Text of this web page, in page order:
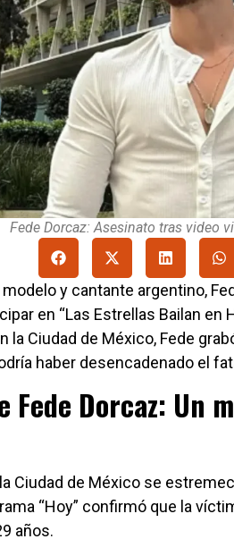
Fede Dorcaz: Asesinato tras video
modelo y cantante argentino,
en “Las Estrellas Bailan en
la Ciudad de México, Fede
haber desencadenado el
Fede Dorcaz: Un
Ciudad de México se
“Hoy” confirmó que la
años.